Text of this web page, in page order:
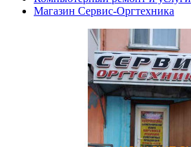
Магазин Сервис-Оргтехника